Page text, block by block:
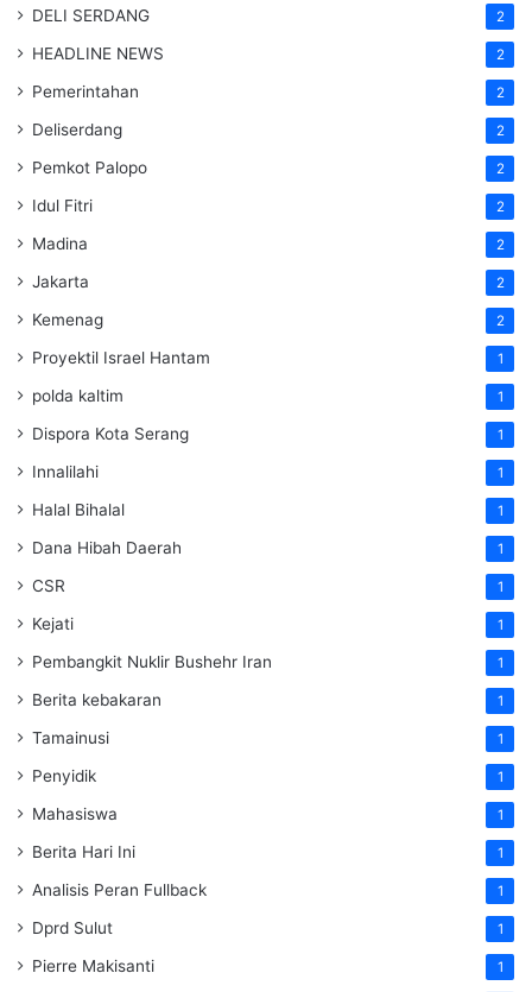
DELI SERDANG 2
HEADLINE NEWS 2
Pemerintahan 2
Deliserdang 2
Pemkot Palopo 2
Idul Fitri 2
Madina 2
Jakarta 2
Kemenag 2
Proyektil Israel Hantam 1
polda kaltim 1
Dispora Kota Serang 1
Innalilahi 1
Halal Bihalal 1
Dana Hibah Daerah 1
CSR 1
Kejati 1
Pembangkit Nuklir Bushehr Iran 1
Berita kebakaran 1
Tamainusi 1
Penyidik 1
Mahasiswa 1
Berita Hari Ini 1
Analisis Peran Fullback 1
Dprd Sulut 1
Pierre Makisanti 1